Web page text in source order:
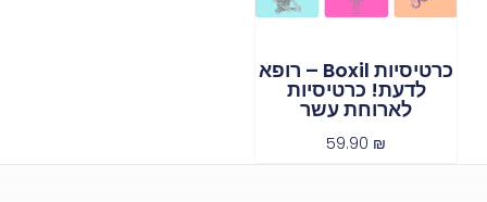
כרטיסיות Boxil – רופא
לדעת! כרטיסיות
לארוחת עשר
59.90 ₪